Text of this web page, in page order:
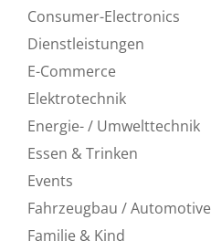
Consumer-Electronics
Dienstleistungen
E-Commerce
Elektrotechnik
Energie- / Umwelttechnik
Essen & Trinken
Events
Fahrzeugbau / Automotive
Familie & Kind